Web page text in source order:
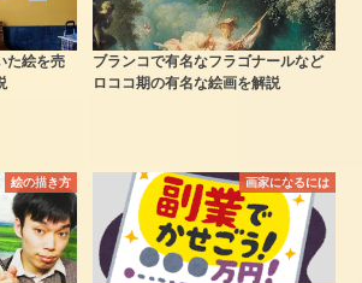
た絵を売
ブランコで有名なフラゴナールなど
ロココ期の有名な絵画を解説
絵の描き方 画家になるには